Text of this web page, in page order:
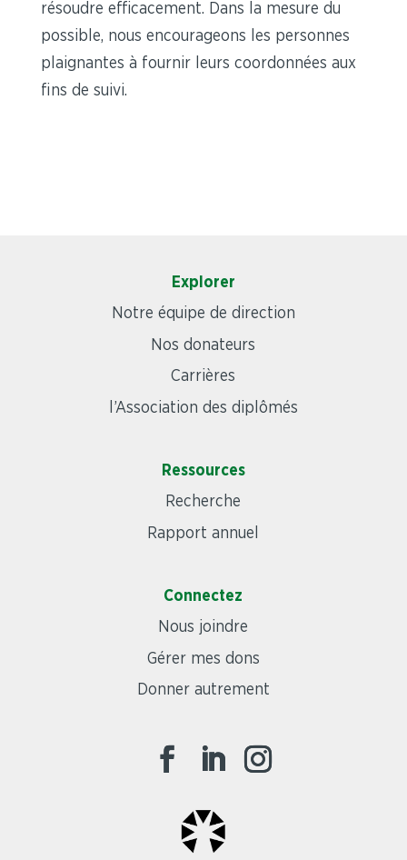
résoudre efficacement. Dans la mesure du
possible, nous encourageons les personnes
plaignantes à fournir leurs coordonnées aux
fins de suivi.
Explorer
Notre équipe de direction
Nos donateurs
Carrières
l’Association des diplômés
Ressources
Recherche
Rapport annuel
Connectez
Nous joindre
Gérer mes dons
Donner autrement